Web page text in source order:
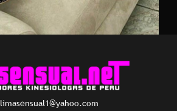
limasensual1@yahoo.com